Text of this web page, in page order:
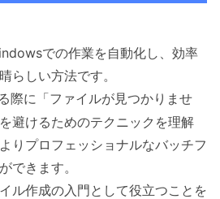
での作業を自動化し、効率
らしい方法です。
際に「ファイルが見つかりませ
避けるためのテクニックを理解
りプロフェッショナルなバッチフ
できます。
ル作成の入門として役立つことを